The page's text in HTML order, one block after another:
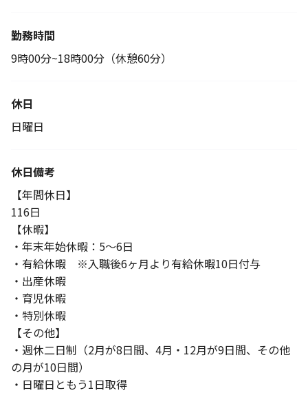
勤務時間
9時00分~18時00分（休憩60分）
休日
日曜日
休日備考
【年間休日】
116日
【休暇】
・年末年始休暇：5～6日
・有給休暇 ※入職後6ヶ月より有給休暇10日付与
・出産休暇
・育児休暇
・特別休暇
【その他】
・週休二日制（2月が8日間、4月・12月が9日間、その他
の月が10日間）
・日曜日ともう1日取得